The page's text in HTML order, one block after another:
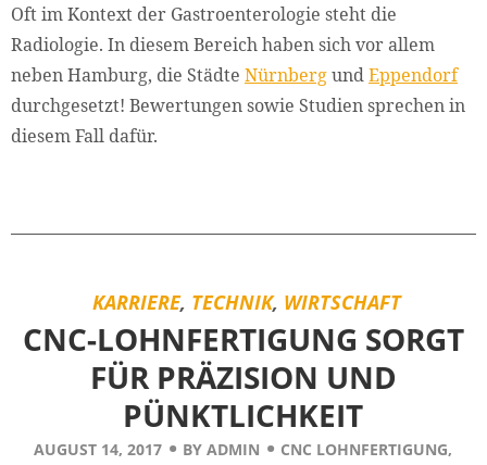
Oft im Kontext der Gastroenterologie steht die
Radiologie. In diesem Bereich haben sich vor allem
neben Hamburg, die Städte NürnbergundEppendorf
durchgesetzt! Bewertungen sowie Studien sprechen in
diesem Fall dafür.
KARRIERE, TECHNIK, WIRTSCHAFT
CNC-LOHNFERTIGUNG SORGT
FÜR PRÄZISION UND
PÜNKTLICHKEIT
AUGUST 14, 2017 BYADMIN CNC LOHNFERTIGUNG,